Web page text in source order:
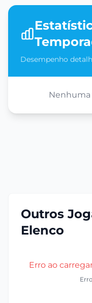
Desempenho
Nenhuma
Outros
Elenco
Erro ao